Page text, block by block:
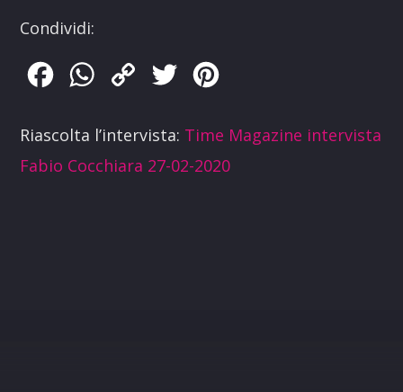
Condividi:
FacebookWhatsApp
Copy
Twitter
Riascolta l’intervista: Time Magazine intervista
Fabio Cocchiara 27-02-2020